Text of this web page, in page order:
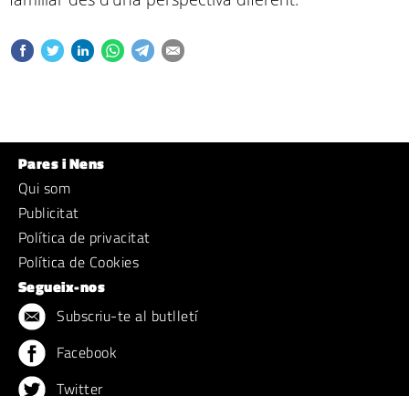
Pares i Nens
Qui som
Publicitat
Política de privacitat
Política de Cookies
Segueix-nos
Subscriu-te al butlletí
Facebook
Twitter